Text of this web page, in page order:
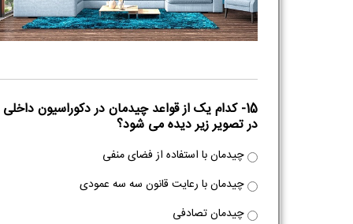
15- کدام یک از قواعد چیدمان در دکوراسیون داخلی
در تصویر زیر دیده می شود؟
چیدمان با استفاده از فضای منفی
چیدمان با رعایت قانون سه سه عمودی
چیدمان تصادفی